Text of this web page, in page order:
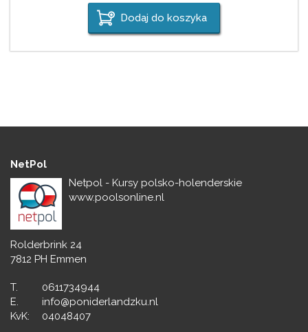
Dodaj do koszyka
NetPol
Netpol - Kursy polsko-holenderskie
www.poolsonline.nl
Rolderbrink 24
7812 PH Emmen
T.
0611734944
E.
info@poniderlandzku.nl
KvK:
04048407